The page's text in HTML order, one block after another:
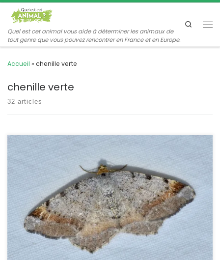
Passer au contenu
Quel est cet animal vous aide à déterminer les animaux de
tout genre que vous pouvez rencontrer en France et en Europe.
Search
Accueil » chenille verte
chenille verte
32 articles
C’est un Geometridae présent et commun partout en France,
mais sa présence est inféodée aux conifères, en milieu forestier
ou urbain. Attiré par la lumière, il vient parfois en nombre sur les
pièges à lampe UV. Macaria liturata Clerck,1759 (syn. : Semiothisa
liturata) POSITION SYSTÉMATIQUE : Insecte, Lépidoptère, Hétérocère,
Famille des Geometridae, sous-famille des […]